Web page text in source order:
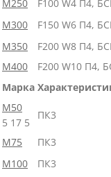
М250
F100 W4 П4,
М300
F150 W6 П4,
М350
F200 W8 П4,
М400
F200 W10 П4,
Марка
М50
5 17 5
ПК3
М75 ПК3
М100
ПК3